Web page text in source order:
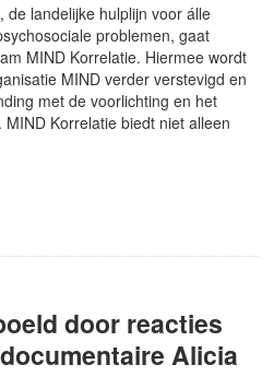
landelijke hulplijn voor álle
problemen, gaat
MIND Korrelatie. Hiermee wordt
MIND verder verstevigd en
met de voorlichting en het
Korrelatie biedt niet alleen
door reacties
Alicia